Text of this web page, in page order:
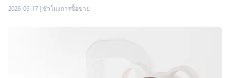
2026-06-17 | ชั่วโมงการซื้อขาย